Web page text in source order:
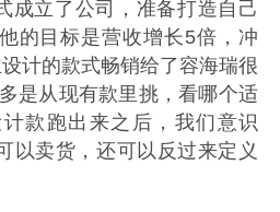
成立了公司，准备打造自己
的目标是营收增长5倍，冲
计的款式畅销给了容海瑞很
是从现有款里挑，看哪个适
款跑出来之后，我们意识
以卖货，还可以反过来定义